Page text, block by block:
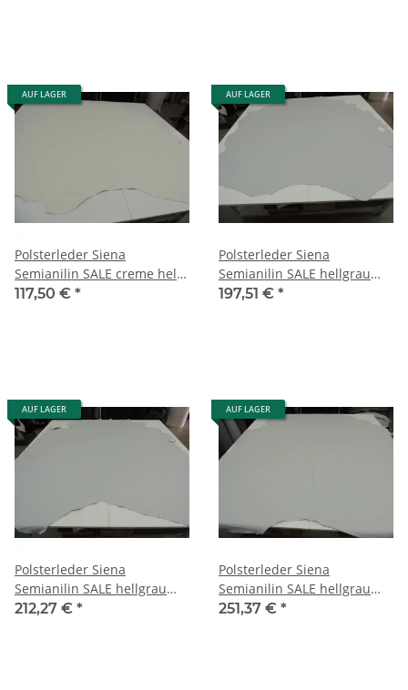
AUF LAGER
Polsterleder Siena
Semianilin SALE creme hell
3,93 qm
117,50 € *
AUF LAGER
Polsterleder Siena
Semianilin SALE hellgrau
4,95 qm
197,51 € *
AUF LAGER
Polsterleder Siena
Semianilin SALE hellgrau
5,32 qm
212,27 € *
AUF LAGER
Polsterleder Siena
Semianilin SALE hellgrau
6,30 qm
251,37 € *